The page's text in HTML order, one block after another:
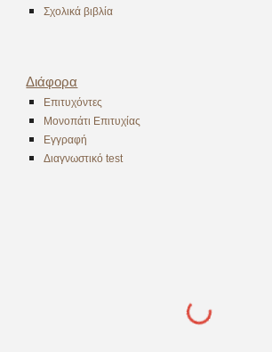
Σχολικά βιβλία
Διάφορα
Επιτυχόντες
Μονοπάτι Επιτυχίας
Εγγραφή
Διαγνωστικό test